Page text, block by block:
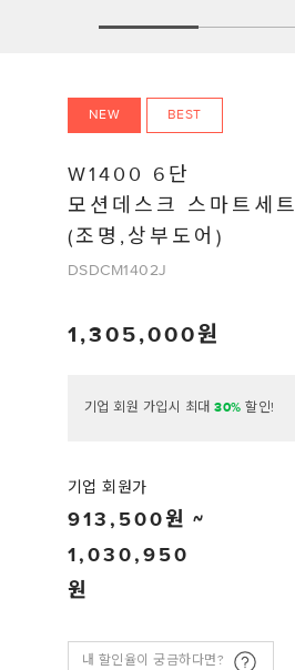
W1400 6단
모션데스크 스마트세트
(조명,상부도어)
DSDCM1402J
1,305,000
NEW BEST
기업 회원 가입시 최대 30% 할인!
기업 회원가
913,500
1,030,950
내 할인율이 궁금하다면?